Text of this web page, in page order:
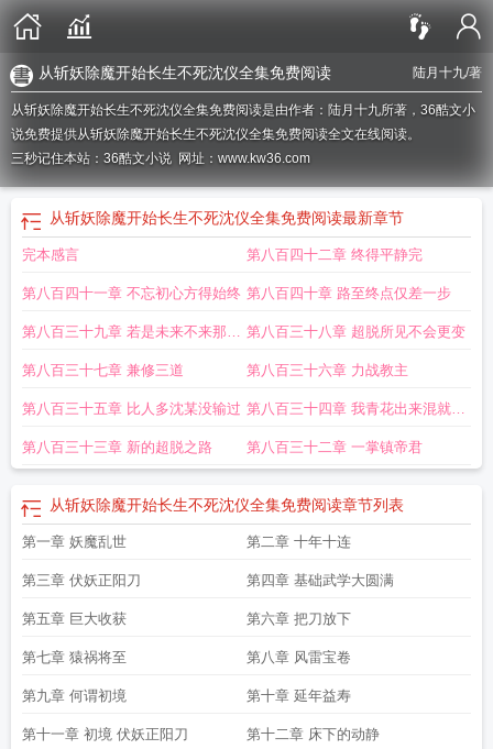
陆月十九/著
从斩妖除魔开始长生不死沈仪全集免费阅读
从斩妖除魔开始长生不死沈仪全集免费阅读是由作者：陆月十九所著，36酷文小
说免费提供从斩妖除魔开始长生不死沈仪全集免费阅读全文在线阅读。
三秒记住本站：36酷文小说 网址：www.kw36.com
从斩妖除魔开始长生不死沈仪全集免费阅读最新章节
完本感言 第八百四十二章 终得平静完
第八百四十一章 不忘初心方得始终 第八百四十章 路至终点仅差一步
第八百三十九章 若是未来不来那便
索性如来
第八百三十八章 超脱所见不会更变
第八百三十七章 兼修三道 第八百三十六章 力战教主
第八百三十五章 比人多沈某没输过 第八百三十四章 我青花出来混就凭
一样本事
第八百三十三章 新的超脱之路 第八百三十二章 一掌镇帝君
从斩妖除魔开始长生不死沈仪全集免费阅读章节列表
第一章 妖魔乱世 第二章 十年十连
第三章 伏妖正阳刀 第四章 基础武学大圆满
第五章 巨大收获 第六章 把刀放下
第七章 猿祸将至 第八章 风雷宝卷
第九章 何谓初境 第十章 延年益寿
第十一章 初境 伏妖正阳刀 第十二章 床下的动静